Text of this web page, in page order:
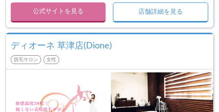
公式サイトを見る 店舗詳細を見る
ディオーネ 草津店(Dione)
脱毛サロン 女性